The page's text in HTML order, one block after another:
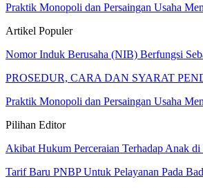
Praktik Monopoli dan Persaingan Usaha
Artikel Populer
Nomor Induk Berusaha (NIB) Berfungsi
PROSEDUR, CARA DAN SYARAT
Praktik Monopoli dan Persaingan Usaha
Pilihan Editor
Akibat Hukum Perceraian Terhadap Anak
Tarif Baru PNBP Untuk Pelayanan Pada